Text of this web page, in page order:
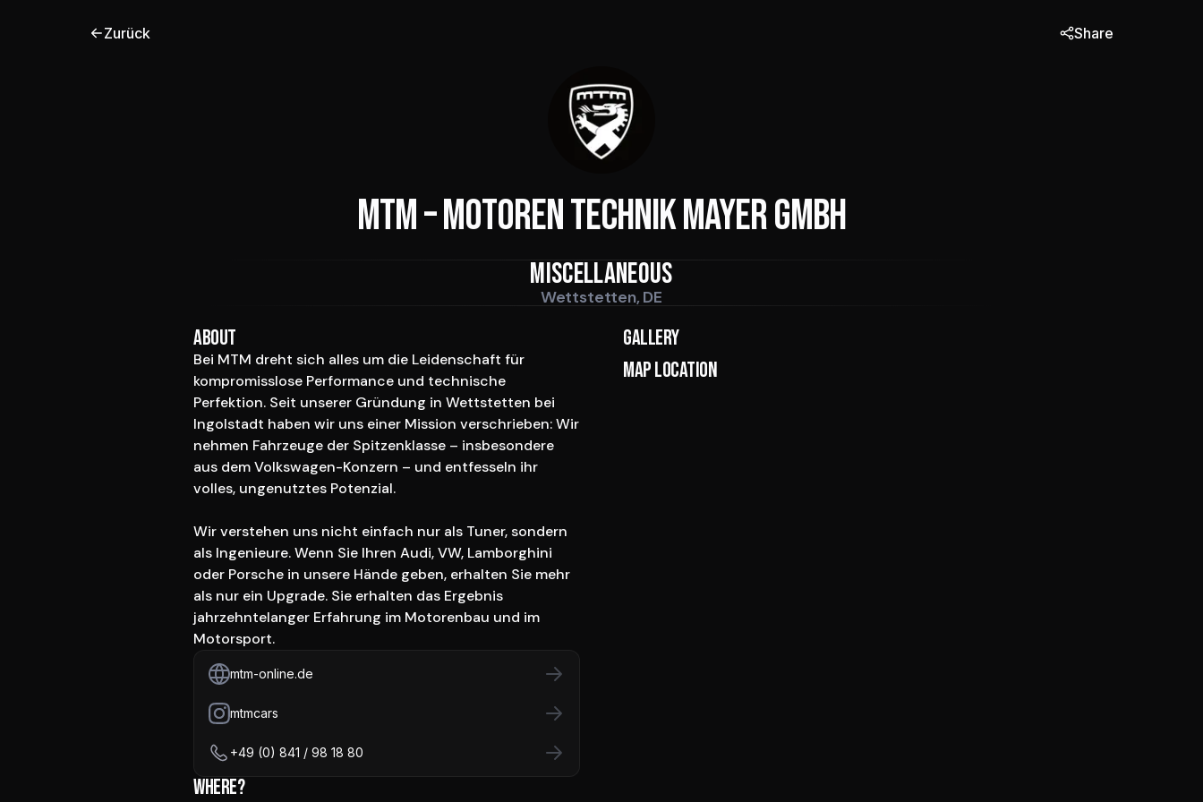
Zurück Share
MTM – Motoren Technik Mayer GmbH
Miscellaneous
Wettstetten, DE
About
Bei MTM dreht sich alles um die Leidenschaft für
kompromisslose Performance und technische
Perfektion. Seit unserer Gründung in Wettstetten bei
Ingolstadt haben wir uns einer Mission verschrieben: Wir
nehmen Fahrzeuge der Spitzenklasse – insbesondere
aus dem Volkswagen-Konzern – und entfesseln ihr
volles, ungenutztes Potenzial.
Wir verstehen uns nicht einfach nur als Tuner, sondern
als Ingenieure. Wenn Sie Ihren Audi, VW, Lamborghini
oder Porsche in unsere Hände geben, erhalten Sie mehr
als nur ein Upgrade. Sie erhalten das Ergebnis
jahrzehntelanger Erfahrung im Motorenbau und im
Motorsport.
mtm-online.de
mtmcars
+49 (0) 841 / 98 18 80
Where?
Gallery
Map location